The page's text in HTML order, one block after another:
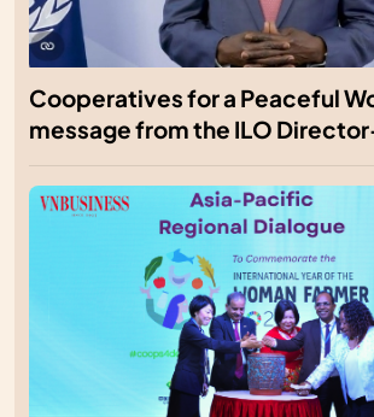
Cooperatives for a Peaceful
message from the ILO